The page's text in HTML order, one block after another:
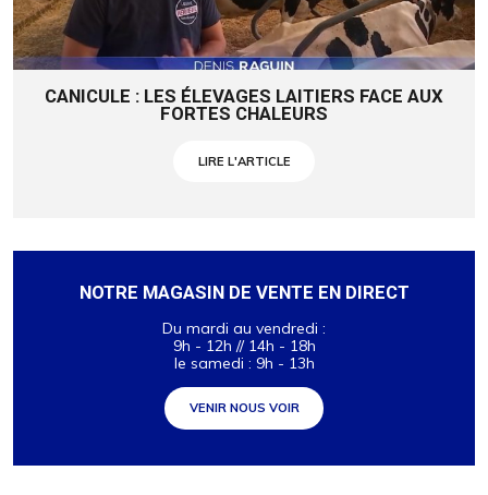
CANICULE : LES ÉLEVAGES LAITIERS FACE AUX
FORTES CHALEURS
LIRE L'ARTICLE
NOTRE MAGASIN DE VENTE EN DIRECT
Du mardi au vendredi :
9h - 12h // 14h - 18h
le samedi : 9h - 13h
VENIR NOUS VOIR